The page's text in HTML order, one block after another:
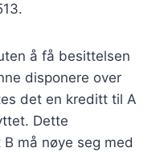
å få besittelsen
disponere over
det en kreditt til A
Dette
må nøye seg med